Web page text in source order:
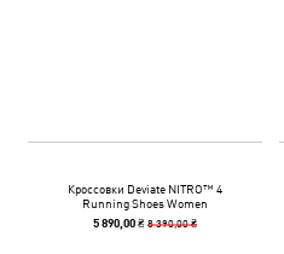
Кроссовки Deviate NITRO™ 4
Running Shoes Women
5 890,00 ₴8 390,00 ₴